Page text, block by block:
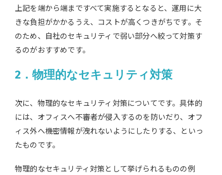
上記を端から端まですべて実施するとなると、運用に大
きな負担がかかるうえ、コストが高くつきがちです。そ
のため、自社のセキュリティで弱い部分へ絞って対策す
るのがおすすめです。
2．物理的なセキュリティ対策
次に、物理的なセキュリティ対策についてです。具体的
には、オフィスへ不審者が侵入するのを防いだり、オフ
ィス外へ機密情報が洩れないようにしたりする、といっ
たものです。
物理的なセキュリティ対策として挙げられるものの例